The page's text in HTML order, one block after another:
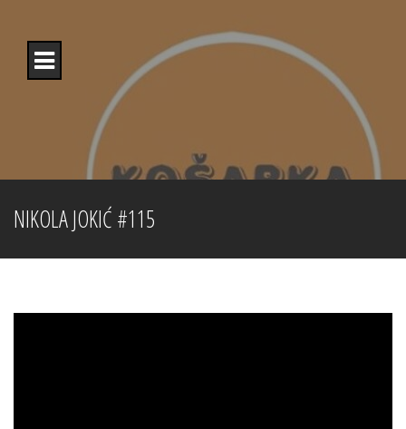
content
NIKOLA JOKIĆ #115